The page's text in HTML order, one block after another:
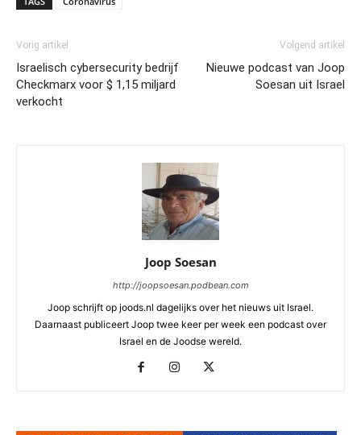
Vorig artikel
Israelisch cybersecurity bedrijf
Checkmarx voor $ 1,15 miljard
verkocht
Volgend artikel
Nieuwe podcast van Joop
Soesan uit Israel
Joop Soesan
http://joopsoesan.podbean.com
Joop schrijft op joods.nl dagelijks over het nieuws uit Israel.
Daarnaast publiceert Joop twee keer per week een podcast over
Israel en de Joodse wereld.